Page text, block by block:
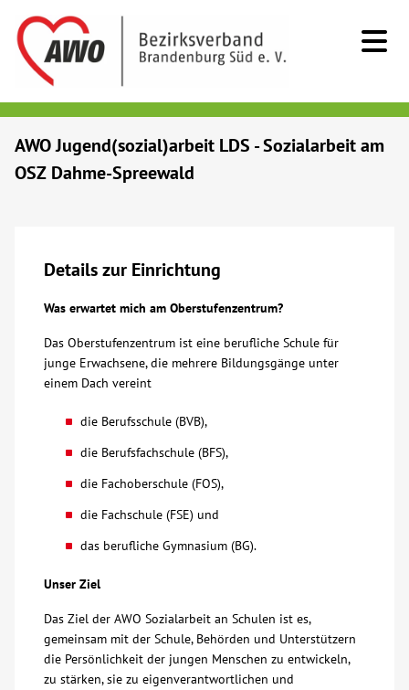
Senioren
Begegnung
Bildung
Veranstaltungen
Spenden
Karriere
AWO Jugend(sozial)arbeit LDS - Sozialarbeit am
OSZ Dahme-Spreewald
Details zur Einrichtung
Was erwartet mich am Oberstufenzentrum?
Das Oberstufenzentrum ist eine berufliche Schule für
junge Erwachsene, die mehrere Bildungsgänge unter
einem Dach vereint
die Berufsschule (BVB),
die Berufsfachschule (BFS),
die Fachoberschule (FOS),
die Fachschule (FSE) und
das berufliche Gymnasium (BG).
Unser Ziel
Das Ziel der AWO Sozialarbeit an Schulen ist es,
gemeinsam mit der Schule, Behörden und Unterstützern
die Persönlichkeit der jungen Menschen zu entwickeln,
zu stärken, sie zu eigenverantwortlichen und